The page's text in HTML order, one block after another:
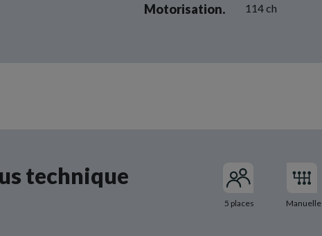
Motorisation. 114 ch
technique
5 places Manuelle